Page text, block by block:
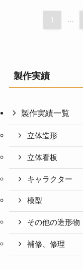
1
製作実績
製作実績一覧
立体造形
立体看板
キャラクター
模型
その他の造形物
補修、修理